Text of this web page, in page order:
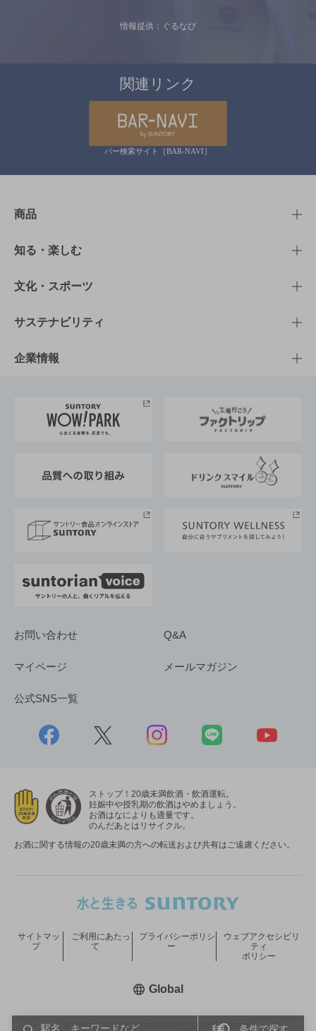
条件で探す
情報提供：ぐるなび
関連リンク
バー検索サイト［BAR-NAVI］
商品
商品TOP
商品一覧
商品発売情報
栄養成分一覧
知る・楽しむ
知る・楽しむTOP
キャンペーン
工場見学
地域情報
文化・スポーツ
文化・スポーツTOP
サントリーホール
サントリーサンバーズ大阪
サステナビリティ
サステナビリティTOP
サントリーが考えるサステナビリティ経営
企業情報
企業概要
採用情報
お問い合わせ Q&A
マイページ メールマガジン
公式SNS一覧
ストップ！20歳未満飲酒・飲酒運転。
妊娠中や授乳期の飲酒はやめましょう。
お酒はなによりも適量です。
のんだあとはリサイクル。
お酒に関する情報の20歳未満の方への転送および共有はご遠慮ください。
COPYRIGHT © SUNTORY HOLDINGS LIMITED.
サイトマッ
プ
ご利用にあたっ
て
プライバシーポリシ
ー
ウェブアクセシビリ
ティ
ポリシー
Global